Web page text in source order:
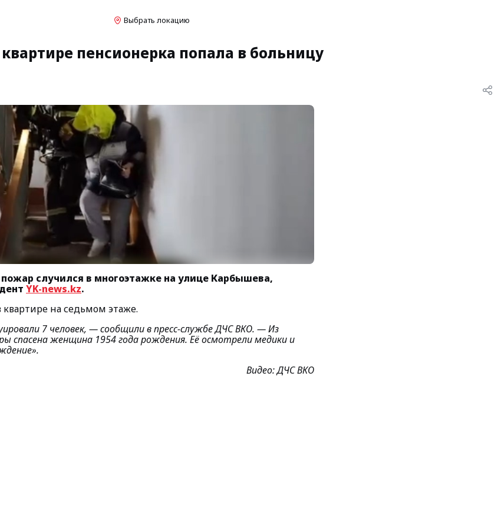
Выбрать локацию
пенсионерка попала в больницу
случился в многоэтажке на улице Карбышева,
YK-news.kz.
квартире на седьмом этаже.
7 человек, — сообщили в пресс-службе ДЧС ВКО. — Из
спасена женщина 1954 года рождения. Её осмотрели медики и
Видео: ДЧС ВКО